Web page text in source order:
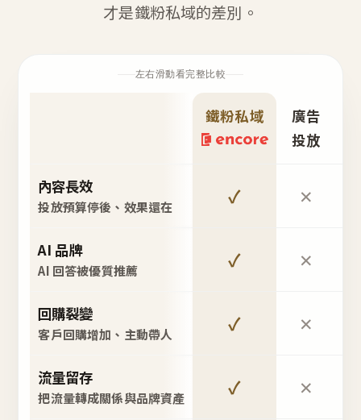
才是鐵粉私域的差別。
左右滑動看完整比較
鐵粉私域
廣告
投放
內容長效
投放預算停後、效果還在 ✓ ✕
AI 品牌
AI 回答被優質推薦 ✓ ✕
回購裂變
客戶回購增加、主動帶人 ✓ ✕
流量留存
把流量轉成關係與品牌資產 ✓ ✕